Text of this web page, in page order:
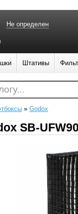
» Godox
SB-
Не определен
Штативы